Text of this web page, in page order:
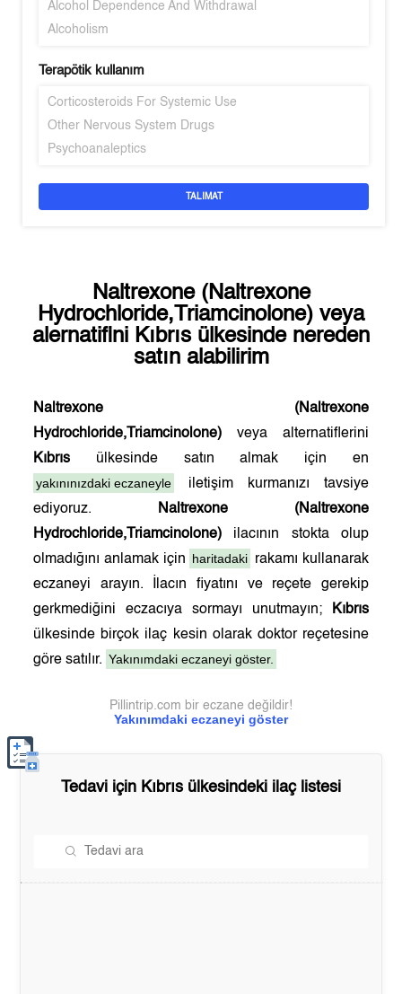
Alcohol Dependence And Withdrawal
Alcoholism
Terapötik kullanım
Corticosteroids For Systemic Use
Other Nervous System Drugs
Psychoanaleptics
TALIMAT
Naltrexone (Naltrexone
Hydrochloride,Triamcinolone) veya
alernatifini Kıbrısülkesinde nereden
satın alabilirim
Naltrexone (Naltrexone
Hydrochloride,Triamcinolone) veya alternatiflerini
Kıbrıs ülkesinde satın almak için en
yakınınızdaki eczaneyle
iletişim kurmanızı tavsiye
ediyoruz.
Naltrexone (Naltrexone
Hydrochloride,Triamcinolone) ilacının stokta olup
olmadığını anlamak için haritadaki rakamı kullanarak
eczaneyi arayın. İlacın fiyatını ve reçete gerekip
gerkmediğini eczacıya sormayı unutmayın;
Kıbrıs
ülkesinde birçok ilaç kesin olarak doktor reçetesine
göre satılır. Yakınımdaki eczaneyi göster.
Yakınımdaki eczaneyi göster
Pillintrip.com bir eczane değildir!
Tedavi için Kıbrıs ülkesindeki ilaç listesi